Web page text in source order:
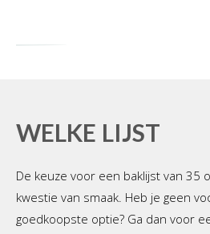
WELKE LIJST
De keuze voor een baklijst van 35
kwestie van smaak. Heb je geen
goedkoopste optie? Ga dan voor